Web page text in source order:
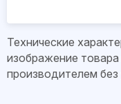
Технические
изображение
производителем